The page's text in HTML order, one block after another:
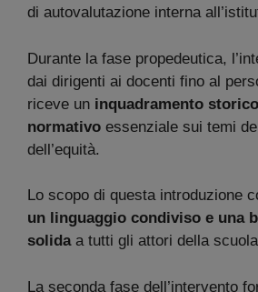
di autovalutazione interna
Durante la fase propedeutica,
dai dirigenti ai docenti fino al
riceve un inquadramento
normativo essenziale sui temi
dell’equità.
Lo scopo di questa introduzione
un linguaggio condiviso e una
solidaa tutti gli attori della
La seconda fase dell’intervento